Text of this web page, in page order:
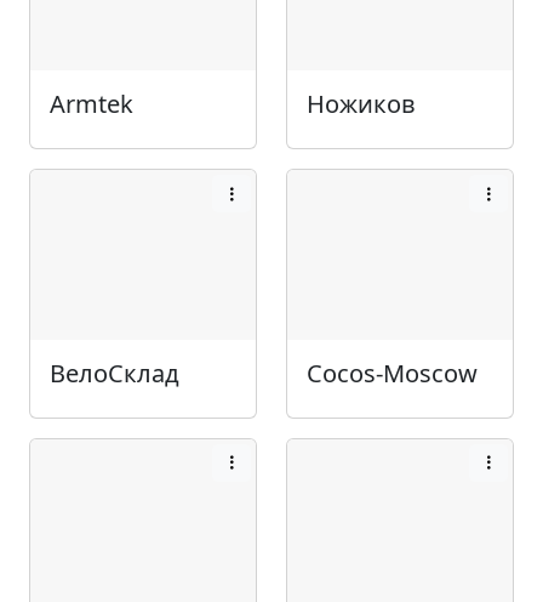
Armtek Ножиков
ВелоСклад Cocos-Moscow